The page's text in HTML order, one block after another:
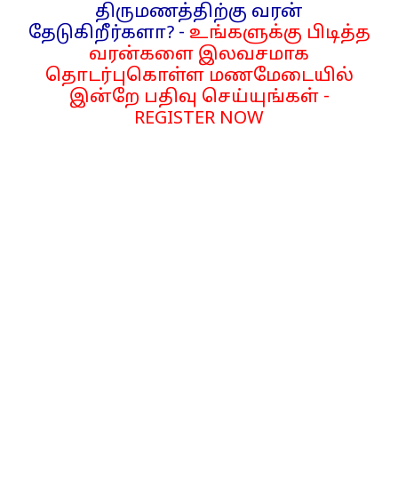
திருமணத்திற்கு வரன்
தேடுகிறீர்களா? - உங்களுக்கு பிடித்த
வரன்களை இலவசமாக
தொடர்புகொள்ள மணமேடையில்
இன்றே பதிவு செய்யுங்கள் -
REGISTER NOW